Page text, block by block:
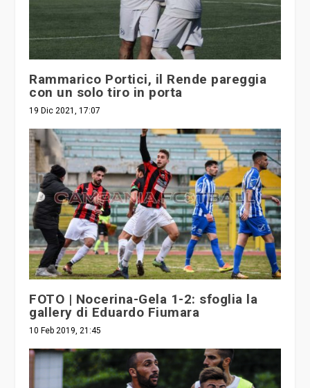
Rammarico Portici, il Rende pareggia
con un solo tiro in porta
19 Dic 2021, 17:07
FOTO | Nocerina-Gela 1-2: sfoglia la
gallery di Eduardo Fiumara
10 Feb 2019, 21:45